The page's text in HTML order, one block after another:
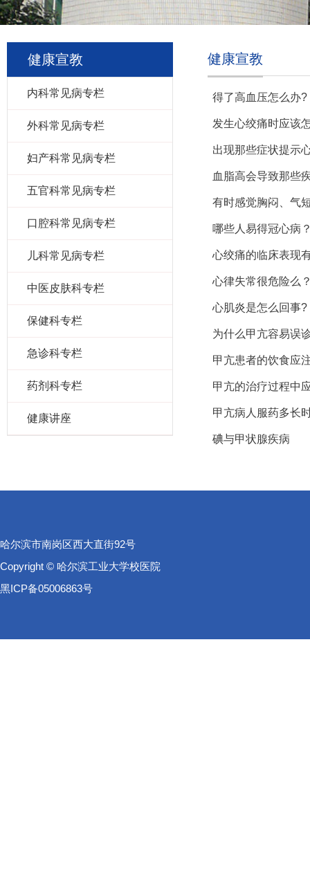
健康宣教
内科常见病专栏
外科常见病专栏
妇产科常见病专栏
五官科常见病专栏
口腔科常见病专栏
儿科常见病专栏
中医皮肤科专栏
保健科专栏
急诊科专栏
药剂科专栏
健康讲座
健康宣教
得了高血压怎么办?
发生心绞痛时应该
出现那些症状提示
血脂高会导致那些
有时感觉胸闷、气
哪些人易得冠心病
心绞痛的临床表现
心律失常很危险么
心肌炎是怎么回事?
为什么甲亢容易误
甲亢患者的饮食应
甲亢的治疗过程中
甲亢病人服药多长
碘与甲状腺疾病
哈尔滨市南岗区西大直街92号
Copyright © 哈尔滨工业大学校医院
黑ICP备05006863号